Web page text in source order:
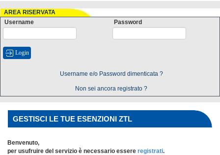
AREA RISERVATA
Username
Password
Username e/o Password dimenticata ?
Non sei ancora registrato ?
GESTISCI LE TUE ESENZIONI ZTL
Benvenuto,
per usufruire del servizio è necessario essere registrati.